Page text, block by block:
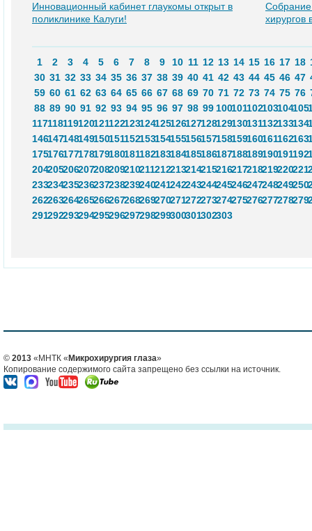
Инновационный кабинет глаукомы открыт в
поликлинике Калуги!
хирургов
1 2 3 4 5 6 7 8 9 10 11 12 13 14 15 16 17 18
30 31 32 33 34 35 36 37 38 39 40 41 42 43 44 45 46 47
59 60 61 62 63 64 65 66 67 68 69 70 71 72 73 74 75 76
88 89 90 91 92 93 94 95 96 97 98 99 100101102103104105
117118119120121122123124125126127128129130131132133134
146147148149150151152153154155156157158159160161162163
175176177178179180181182183184185186187188189190191192
204205206207208209210211212213214215216217218219220221
233234235236237238239240241242243244245246247248249250
262263264265266267268269270271272273274275276277278279
291292293294295296297298299300301302303
© 2013 «МНТК « Микрохирургия глаза»
Копирование содержимого сайта запрещено без ссылки на источник.